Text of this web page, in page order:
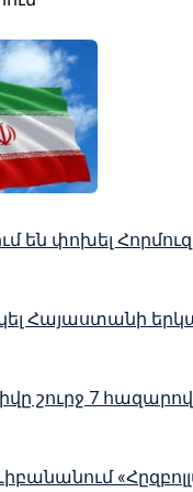
են փոխել
Հայաստանի
շուրջ 7 հազարով
Լիբանանում